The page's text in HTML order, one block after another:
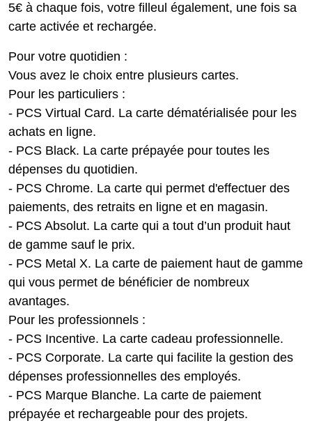
5€ à chaque fois, votre filleul également, une fois sa
carte activée et rechargée.
Pour votre quotidien :
Vous avez le choix entre plusieurs cartes.
Pour les particuliers :
- PCS Virtual Card. La carte dématérialisée pour les
achats en ligne.
- PCS Black. La carte prépayée pour toutes les
dépenses du quotidien.
- PCS Chrome. La carte qui permet d'effectuer des
paiements, des retraits en ligne et en magasin.
- PCS Absolut. La carte qui a tout d’un produit haut
de gamme sauf le prix.
- PCS Metal X. La carte de paiement haut de gamme
qui vous permet de bénéficier de nombreux
avantages.
Pour les professionnels :
- PCS Incentive. La carte cadeau professionnelle.
- PCS Corporate. La carte qui facilite la gestion des
dépenses professionnelles des employés.
- PCS Marque Blanche. La carte de paiement
prépayée et rechargeable pour des projets.